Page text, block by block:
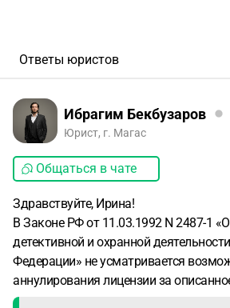
Ответы юристов
Ибрагим Бекбузаров
Юрист, г. Магас
Общаться в чате
Здравствуйте, Ирина!
В Законе РФ от 11.03.1992 N 2487-1
детективной и охранной
Федерации» не усматривается
аннулирования лицензии за